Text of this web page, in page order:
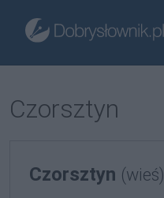
Czorsztyn
Czorsztyn (wieś)